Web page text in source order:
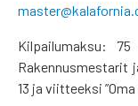
Kilpailumaksu:
Rakennusmestarit
13 ja viitteeksi